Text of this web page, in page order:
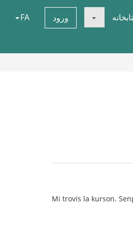
ورود FA
Mi trovis la kurson.